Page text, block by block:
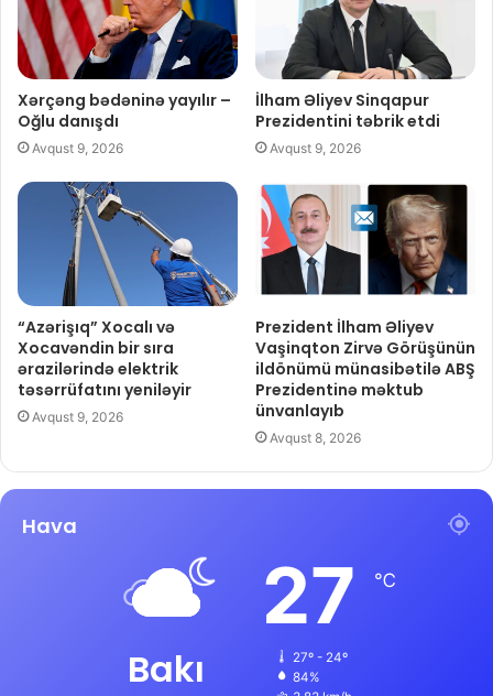
Xərçəng bədəninə yayılır –
Oğlu danışdı
Avqust 9, 2026
İlham Əliyev Sinqapur
Prezidentini təbrik etdi
Avqust 9, 2026
“Azərişıq” Xocalı və
Xocavəndin bir sıra
ərazilərində elektrik
təsərrüfatını yeniləyir
Avqust 9, 2026
Prezident İlham Əliyev
Vaşinqton Zirvə Görüşünün
ildönümü münasibətilə ABŞ
Prezidentinə məktub
ünvanlayıb
Avqust 8, 2026
Hava
Bakı
27 ℃
27º - 24º
84%